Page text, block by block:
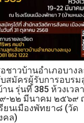
ชาวบ้านอำเภอบาง
บสมัครผู้รับการอบรม
น รุ่นที่ 385 ห้วงเวล
-๒๒ มีนาคม ๒๕๖๙
ยนเมืองพัทยา๘ (วัด
คล)